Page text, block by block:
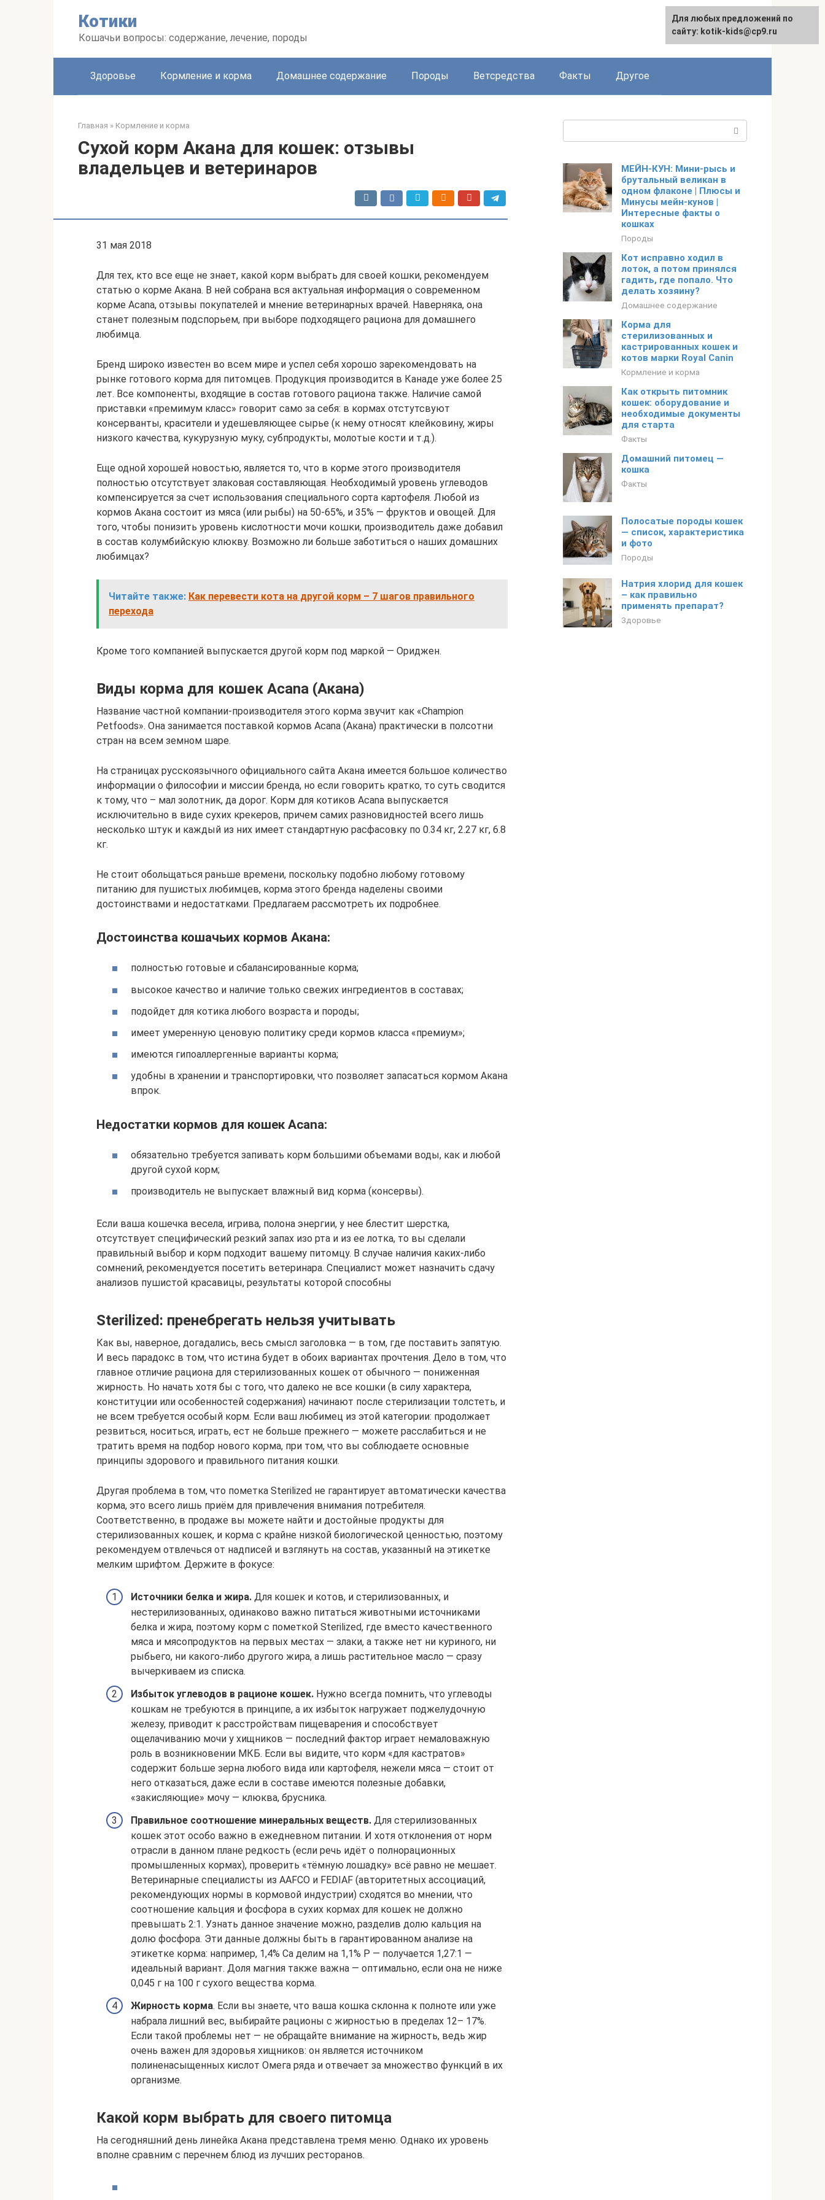
Котики
Кошачьи вопросы: содержание, лечение, породы
Здоровье Кормление и корма Домашнее содержание Породы Ветсредства Факты Другое
Главная » Кормление и корма
Сухой корм Акана для кошек: отзывы
владельцев и ветеринаров
31 мая 2018
Для тех, кто все еще не знает, какой корм выбрать для своей кошки, рекомендуем
статью о корме Акана. В ней собрана вся актуальная информация о современном
корме Acana, отзывы покупателей и мнение ветеринарных врачей. Наверняка, она
станет полезным подспорьем, при выборе подходящего рациона для домашнего
любимца.
Бренд широко известен во всем мире и успел себя хорошо зарекомендовать на
рынке готового корма для питомцев. Продукция производится в Канаде уже более 25
лет. Все компоненты, входящие в состав готового рациона также. Наличие самой
приставки «премимум класс» говорит само за себя: в кормах отстутсвуют
консерванты, красители и удешевляющее сырье (к нему относят клейковину, жиры
низкого качества, кукурузную муку, субпродукты, молотые кости и т.д.).
Еще одной хорошей новостью, является то, что в корме этого производителя
полностью отсутствует злаковая составляющая. Необходимый уровень углеводов
компенсируется за счет использования специального сорта картофеля. Любой из
кормов Акана состоит из мяса (или рыбы) на 50-65%, и 35% — фруктов и овощей. Для
того, чтобы понизить уровень кислотности мочи кошки, производитель даже добавил
в состав колумбийскую клюкву. Возможно ли больше заботиться о наших домашних
любимцах?
Читайте также: Как перевести кота на другой корм – 7 шагов правильного
перехода
Кроме того компанией выпускается другой корм под маркой — Ориджен.
Виды корма для кошек Acana (Акана)
Название частной компании-производителя этого корма звучит как «Champion
Petfoods». Она занимается поставкой кормов Acana (Акана) практически в полсотни
стран на всем земном шаре.
На страницах русскоязычного официального сайта Акана имеется большое количество
информации о философии и миссии бренда, но если говорить кратко, то суть сводится
к тому, что – мал золотник, да дорог. Корм для котиков Acana выпускается
исключительно в виде сухих крекеров, причем самих разновидностей всего лишь
несколько штук и каждый из них имеет стандартную расфасовку по 0.34 кг, 2.27 кг, 6.8
кг.
Не стоит обольщаться раньше времени, поскольку подобно любому готовому
питанию для пушистых любимцев, корма этого бренда наделены своими
достоинствами и недостатками. Предлагаем рассмотреть их подробнее.
Достоинства кошачьих кормов Акана:
полностью готовые и сбалансированные корма;
высокое качество и наличие только свежих ингредиентов в составах;
подойдет для котика любого возраста и породы;
имеет умеренную ценовую политику среди кормов класса «премиум»;
имеются гипоаллергенные варианты корма;
удобны в хранении и транспортировки, что позволяет запасаться кормом Акана
впрок.
Недостатки кормов для кошек Acana:
обязательно требуется запивать корм большими объемами воды, как и любой
другой сухой корм;
производитель не выпускает влажный вид корма (консервы).
Если ваша кошечка весела, игрива, полона энергии, у нее блестит шерстка,
отсутствует специфический резкий запах изо рта и из ее лотка, то вы сделали
правильный выбор и корм подходит вашему питомцу. В случае наличия каких-либо
сомнений, рекомендуется посетить ветеринара. Специалист может назначить сдачу
анализов пушистой красавицы, результаты которой способны
Sterilized: пренебрегать нельзя учитывать
Как вы, наверное, догадались, весь смысл заголовка — в том, где поставить запятую.
И весь парадокс в том, что истина будет в обоих вариантах прочтения. Дело в том, что
главное отличие рациона для стерилизованных кошек от обычного — пониженная
жирность. Но начать хотя бы с того, что далеко не все кошки (в силу характера,
конституции или особенностей содержания) начинают после стерилизации толстеть, и
не всем требуется особый корм. Если ваш любимец из этой категории: продолжает
резвиться, носиться, играть, ест не больше прежнего — можете расслабиться и не
тратить время на подбор нового корма, при том, что вы соблюдаете основные
принципы здорового и правильного питания кошки.
Другая проблема в том, что пометка Sterilized не гарантирует автоматически качества
корма, это всего лишь приём для привлечения внимания потребителя.
Соответственно, в продаже вы можете найти и достойные продукты для
стерилизованных кошек, и корма с крайне низкой биологической ценностью, поэтому
рекомендуем отвлечься от надписей и взглянуть на состав, указанный на этикетке
мелким шрифтом. Держите в фокусе:
Источники белка и жира. Для кошек и котов, и стерилизованных, и
нестерилизованных, одинаково важно питаться животными источниками
белка и жира, поэтому корм с пометкой Sterilized, где вместо качественного
мяса и мясопродуктов на первых местах — злаки, а также нет ни куриного, ни
рыбьего, ни какого-либо другого жира, а лишь растительное масло — сразу
вычеркиваем из списка.
Избыток углеводов в рационе кошек. Нужно всегда помнить, что углеводы
кошкам не требуются в принципе, а их избыток нагружает поджелудочную
железу, приводит к расстройствам пищеварения и способствует
ощелачиванию мочи у хищников — последний фактор играет немаловажную
роль в возникновении МКБ. Если вы видите, что корм «для кастратов»
содержит больше зерна любого вида или картофеля, нежели мяса — стоит от
него отказаться, даже если в составе имеются полезные добавки,
«закисляющие» мочу — клюква, брусника.
Правильное соотношение минеральных веществ. Для стерилизованных
кошек этот особо важно в ежедневном питании. И хотя отклонения от норм
отрасли в данном плане редкость (если речь идёт о полнорационных
промышленных кормах), проверить «тёмную лошадку» всё равно не мешает.
Ветеринарные специалисты из AAFCO и FEDIAF (авторитетных ассоциаций,
рекомендующих нормы в кормовой индустрии) сходятся во мнении, что
соотношение кальция и фосфора в сухих кормах для кошек не должно
превышать 2:1. Узнать данное значение можно, разделив долю кальция на
долю фосфора. Эти данные должны быть в гарантированном анализе на
этикетке корма: например, 1,4% Ca делим на 1,1% P — получается 1,27:1 —
идеальный вариант. Доля магния также важна — оптимально, если она не ниже
0,045 г на 100 г сухого вещества корма.
Жирность корма. Если вы знаете, что ваша кошка склонна к полноте или уже
набрала лишний вес, выбирайте рационы с жирностью в пределах 12– 17%.
Если такой проблемы нет — не обращайте внимание на жирность, ведь жир
очень важен для здоровья хищников: он является источником
полиненасыщенных кислот Омега ряда и отвечает за множество функций в их
организме.
Какой корм выбрать для своего питомца
На сегодняшний день линейка Акана представлена тремя меню. Однако их уровень
вполне сравним с перечнем блюд из лучших ресторанов.
МЕЙН-КУН: Мини-рысь и
брутальный великан в
одном флаконе | Плюсы и
Минусы мейн-кунов |
Интересные факты о
кошках
Породы
Кот исправно ходил в
лоток, а потом принялся
гадить, где попало. Что
делать хозяину?
Домашнее содержание
Корма для
стерилизованных и
кастрированных кошек и
котов марки Royal Canin
Кормление и корма
Как открыть питомник
кошек: оборудование и
необходимые документы
для старта
Факты
Домашний питомец —
кошка
Факты
Полосатые породы кошек
— список, характеристика
и фото
Породы
Натрия хлорид для кошек
– как правильно
применять препарат?
Здоровье
Для любых предложений по
сайту: kotik-kids@cp9.ru